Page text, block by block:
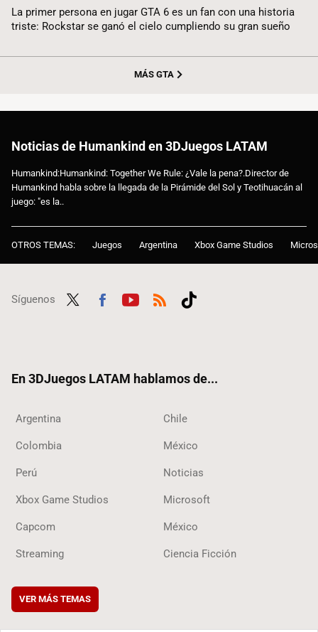
La primer persona en jugar GTA 6 es un fan con una historia
triste: Rockstar se ganó el cielo cumpliendo su gran sueño
MÁS GTA
Noticias de Humankind en 3DJuegos LATAM
Humankind:Humankind: Together We Rule: ¿Vale la pena?.Director de
Humankind habla sobre la llegada de la Pirámide del Sol y Teotihuacán al
juego: "es la..
OTROS TEMAS: Juegos Argentina Xbox Game Studios
Síguenos
En 3DJuegos LATAM hablamos de...
Argentina Chile
Colombia México
Perú Noticias
Xbox Game Studios Microsoft
Capcom México
Streaming Ciencia Ficción
VER MÁS TEMAS